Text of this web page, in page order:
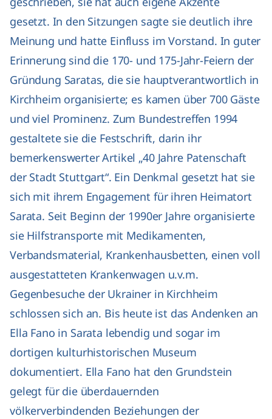
gesetzt. In den Sitzungen sagte sie deutlich ihre
Meinung und hatte Einfluss im Vorstand. In guter
Erinnerung sind die 170- und 175-Jahr-Feiern der
Gründung Saratas, die sie hauptverantwortlich in
Kirchheim organisierte; es kamen über 700 Gäste
und viel Prominenz. Zum Bundestreffen 1994
gestaltete sie die Festschrift, darin ihr
bemerkenswerter Artikel „40 Jahre Patenschaft
der Stadt Stuttgart“. Ein Denkmal gesetzt hat sie
sich mit ihrem Engagement für ihren Heimatort
Sarata. Seit Beginn der 1990er Jahre organisierte
sie Hilfstransporte mit Medikamenten,
Verbandsmaterial, Krankenhausbetten, einen voll
ausgestatteten Krankenwagen u.v.m.
Gegenbesuche der Ukrainer in Kirchheim
schlossen sich an. Bis heute ist das Andenken an
Ella Fano in Sarata lebendig und sogar im
dortigen kulturhistorischen Museum
dokumentiert. Ella Fano hat den Grundstein
gelegt für die überdauernden
völkerverbindenden Beziehungen der